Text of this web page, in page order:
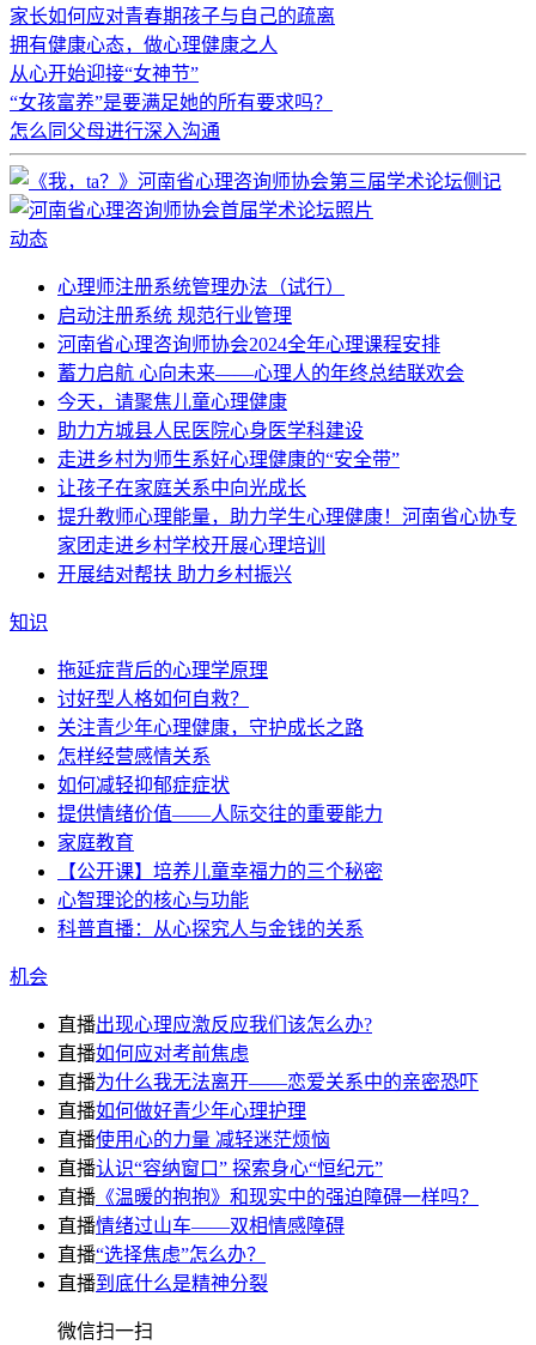
家长如何应对青春期孩子与自己的疏离
拥有健康心态，做心理健康之人
从心开始迎接“女神节”
“女孩富养”是要满足她的所有要求吗？
怎么同父母进行深入沟通
动态
心理师注册系统管理办法（试行）
启动注册系统 规范行业管理
河南省心理咨询师协会2024全年心理课程安排
蓄力启航 心向未来——心理人的年终总结联欢会
今天，请聚焦儿童心理健康
助力方城县人民医院心身医学科建设
走进乡村为师生系好心理健康的“安全带”
让孩子在家庭关系中向光成长
提升教师心理能量，助力学生心理健康！河南省心协专
家团走进乡村学校开展心理培训
开展结对帮扶 助力乡村振兴
知识
拖延症背后的心理学原理
讨好型人格如何自救？
关注青少年心理健康，守护成长之路
怎样经营感情关系
如何减轻抑郁症症状
提供情绪价值——人际交往的重要能力
家庭教育
【公开课】培养儿童幸福力的三个秘密
心智理论的核心与功能
科普直播：从心探究人与金钱的关系
机会
直播出现心理应激反应我们该怎么办?
直播如何应对考前焦虑
直播为什么我无法离开——恋爱关系中的亲密恐吓
直播如何做好青少年心理护理
直播使用心的力量 减轻迷茫烦恼
直播认识“容纳窗口” 探索身心“恒纪元”
直播 《温暖的抱抱》和现实中的强迫障碍一样吗？
直播情绪过山车——双相情感障碍
直播“选择焦虑”怎么办？
直播到底什么是精神分裂
微信扫一扫